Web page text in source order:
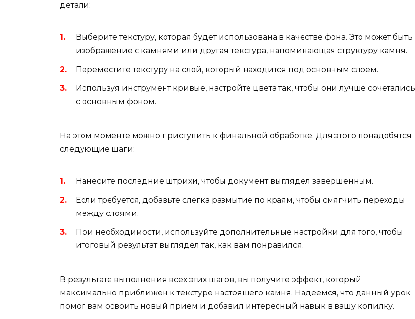
детали:
Выберите текстуру, которая будет использована в качестве фона. Это может быть
изображение с камнями или другая текстура, напоминающая структуру камня.
Переместите текстуру на слой, который находится под основным слоем.
Используя инструмент кривые, настройте цвета так, чтобы они лучше сочетались
с основным фоном.
На этом моменте можно приступить к финальной обработке. Для этого понадобятся
следующие шаги:
Нанесите последние штрихи, чтобы документ выглядел завершённым.
Если требуется, добавьте слегка размытие по краям, чтобы смягчить переходы
между слоями.
При необходимости, используйте дополнительные настройки для того, чтобы
итоговый результат выглядел так, как вам понравился.
В результате выполнения всех этих шагов, вы получите эффект, который
максимально приближен к текстуре настоящего камня. Надеемся, что данный урок
помог вам освоить новый приём и добавил интересный навык в вашу копилку.